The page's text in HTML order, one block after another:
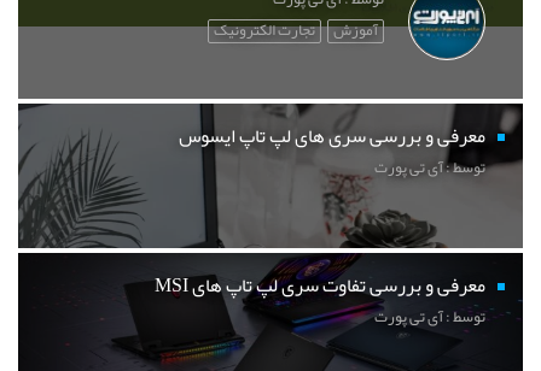
آموزش تجارت الکترونیک
معرفی و بررسی سری های لپ تاپ ایسوس
توسط : آی تی پورت
معرفی و بررسی تفاوت سری لپ تاپ های MSI
توسط : آی تی پورت